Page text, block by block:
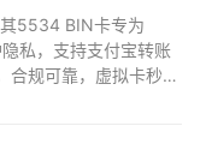
5534 BIN卡专为
私，支持支付宝转账
合规可靠，虚拟卡秒